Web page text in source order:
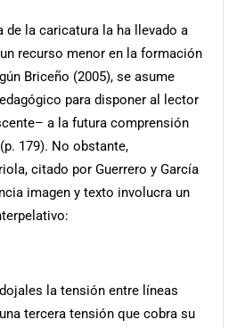
de la caricatura la ha llevado a
recurso menor en la formación
Briceño (2005), se asume
para disponer al lector
a la futura comprensión
179). No obstante,
citado por Guerrero y García
imagen y texto involucra un
la tensión entre líneas
tercera tensión que cobra su